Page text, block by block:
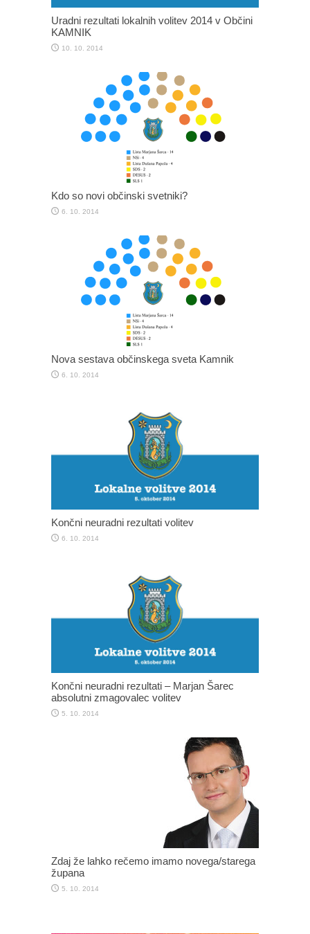
Uradni rezultati lokalnih volitev 2014 v Občini
KAMNIK
10. 10. 2014
Kdo so novi občinski svetniki?
6. 10. 2014
Nova sestava občinskega sveta Kamnik
6. 10. 2014
Končni neuradni rezultati volitev
6. 10. 2014
Končni neuradni rezultati – Marjan Šarec
absolutni zmagovalec volitev
5. 10. 2014
Zdaj že lahko rečemo imamo novega/starega
župana
5. 10. 2014